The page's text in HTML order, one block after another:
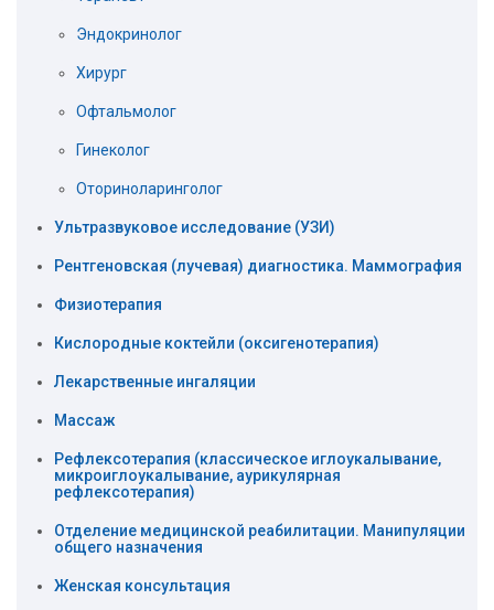
Эндокринолог
Хирург
Офтальмолог
Гинеколог
Оториноларинголог
Ультразвуковое исследование (УЗИ)
Рентгеновская (лучевая) диагностика. Маммография
Физиотерапия
Кислородные коктейли (оксигенотерапия)
Лекарственные ингаляции
Массаж
Рефлексотерапия (классическое иглоукалывание,
микроиглоукалывание, аурикулярная
рефлексотерапия)
Отделение медицинской реабилитации. Манипуляции
общего назначения
Женская консультация